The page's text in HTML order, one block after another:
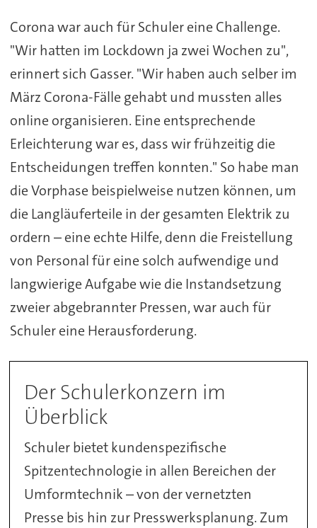
Corona war auch für Schuler eine Challenge.
"Wir hatten im Lockdown ja zwei Wochen zu",
erinnert sich Gasser. "Wir haben auch selber im
März Corona-Fälle gehabt und mussten alles
online organisieren. Eine entsprechende
Erleichterung war es, dass wir frühzeitig die
Entscheidungen treffen konnten." So habe man
die Vorphase beispielweise nutzen können, um
die Langläuferteile in der gesamten Elektrik zu
ordern – eine echte Hilfe, denn die Freistellung
von Personal für eine solch aufwendige und
langwierige Aufgabe wie die Instandsetzung
zweier abgebrannter Pressen, war auch für
Schuler eine Herausforderung.
Der Schulerkonzern im
Überblick
Schuler bietet kundenspezifische
Spitzentechnologie in allen Bereichen der
Umformtechnik – von der vernetzten
Presse bis hin zur Presswerksplanung. Zum